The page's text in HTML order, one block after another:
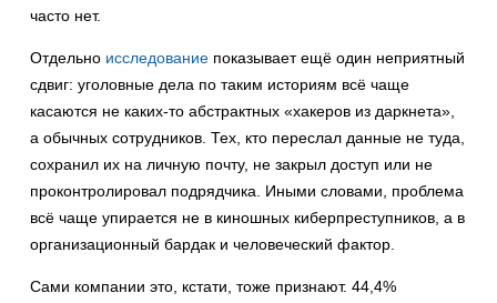
часто нет.
Отдельно исследование показывает ещё один неприятный
сдвиг: уголовные дела по таким историям всё чаще
касаются не каких-то абстрактных «хакеров из даркнета»,
а обычных сотрудников. Тех, кто переслал данные не туда,
сохранил их на личную почту, не закрыл доступ или не
проконтролировал подрядчика. Иными словами, проблема
всё чаще упирается не в киношных киберпреступников, а в
организационный бардак и человеческий фактор.
Сами компании это, кстати, тоже признают. 44,4%